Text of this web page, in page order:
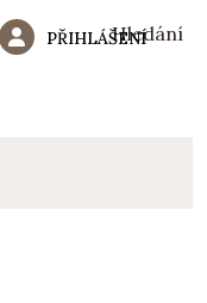
Hledání
PŘIHLÁŠENÍ